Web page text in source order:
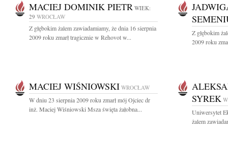
MACIEJ DOMINIK PIETR WIEK:
29 WROCŁAW
Z głębokim żalem zawiadamiamy, że dnia 16 sierpnia
2009 roku zmarł tragicznie w Rehovot w...
Z głębokim
2009 roku
MACIEJ WIŚNIOWSKI WROCŁAW
W dniu 23 sierpnia 2009 roku zmarł mój Ojciec dr
inż. Maciej Wiśniowski Msza święta żałobna...
SYREK
Uniwersytet
żalem